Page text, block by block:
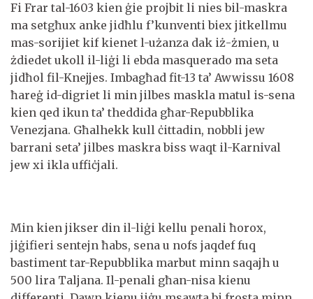
Fi Frar tal-1603 kien ġie projbit li nies bil-maskra
ma setgħux anke jidħlu f’kunventi biex jitkellmu
mas-sorijiet kif kienet l-użanza dak iż-żmien, u
żdiedet ukoll il-liġi li ebda masquerado ma seta
jidħol fil-Knejjes. Imbagħad fit-13 ta’ Awwissu 1608
ħareġ id-digriet li min jilbes maskla matul is-sena
kien qed ikun ta’ theddida għar-Repubblika
Venezjana. Għalhekk kull ċittadin, nobbli jew
barrani seta’ jilbes maskra biss waqt il-Karnival
jew xi ikla uffiċjali.
Min kien jikser din il-liġi kellu penali ħorox,
jiġifieri sentejn ħabs, sena u nofs jaqdef fuq
bastiment tar-Repubblika marbut minn saqajh u
500 lira Taljana. Il-penali għan-nisa kienu